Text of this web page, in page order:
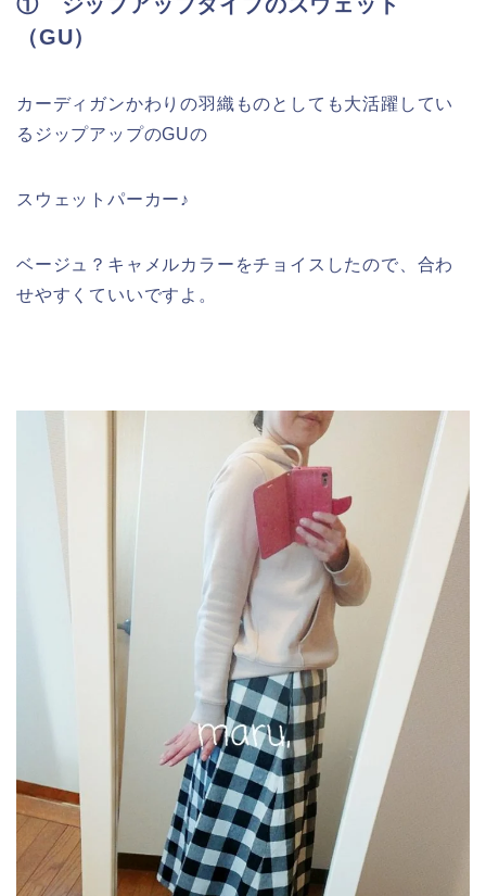
（GU）
カーディガンかわりの羽織ものとしても大活躍してい
るジップアップのGUの
スウェットパーカー♪
ベージュ？キャメルカラーをチョイスしたので、合わ
せやすくていいですよ。